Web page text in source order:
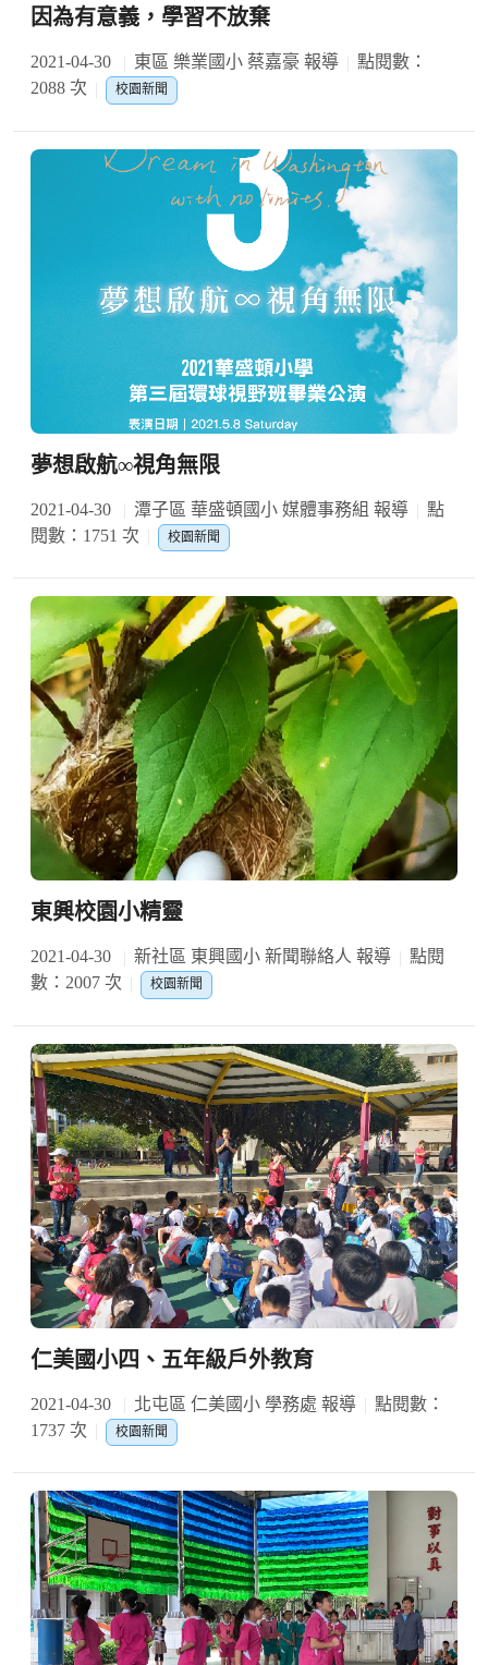
因為有意義，學習不放棄
2021-04-30 東區 樂業國小 蔡嘉豪 報導
點閱數：
2088 次
校園新聞
夢想啟航∞視角無限
2021-04-30 潭子區 華盛頓國小 媒體事務組 報導
點
閱數：1751 次
校園新聞
東興校園小精靈
2021-04-30 新社區 東興國小 新聞聯絡人 報導
點閱
數：2007 次
校園新聞
仁美國小四、五年級戶外教育
2021-04-30 北屯區 仁美國小 學務處 報導
點閱數：
1737 次
校園新聞